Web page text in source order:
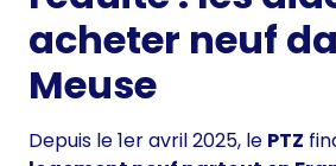
acheter neuf
Meuse
Depuis le 1er avril 2025, le PTZ